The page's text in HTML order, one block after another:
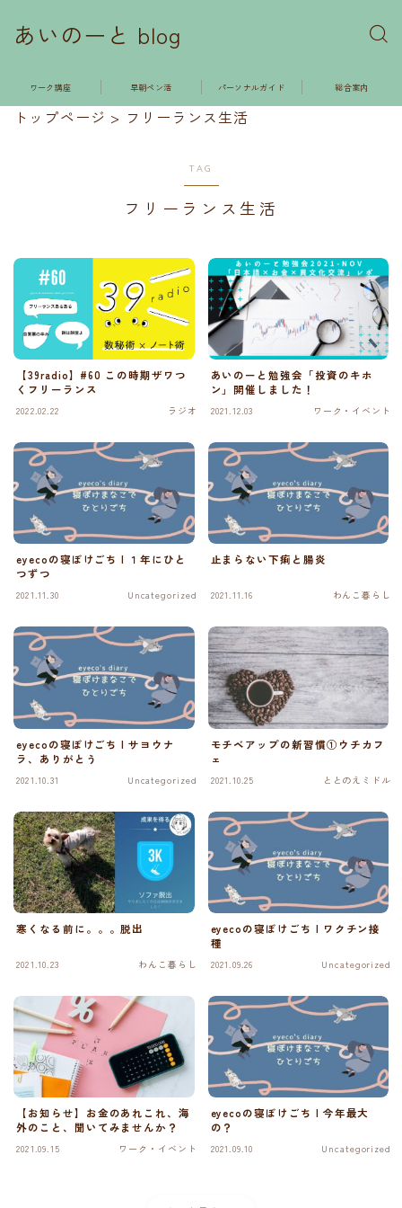
あいのーと blog
ワーク講座 早朝ペン活 パーソナルガイド 総合案内
トップページ > フリーランス生活
TAG
フリーランス生活
【39radio】#60 この時期ザワつ
くフリーランス
2022.02.22 ラジオ
あいのーと勉強会「投資のキホ
ン」開催しました！
2021.12.03 ワーク・イベント
eyecoの寝ぼけごち | １年にひと
つずつ
2021.11.30 Uncategorized
止まらない下痢と腸炎
2021.11.16 わんこ暮らし
eyecoの寝ぼけごち | サヨウナ
ラ、ありがとう
2021.10.31 Uncategorized
モチベアップの新習慣①ウチカフ
ェ
2021.10.25 ととのえミドル
寒くなる前に。。。脱出
2021.10.23 わんこ暮らし
eyecoの寝ぼけごち | ワクチン接
種
2021.09.26 Uncategorized
【お知らせ】お金のあれこれ、海
外のこと、聞いてみませんか？
2021.09.15 ワーク・イベント
eyecoの寝ぼけごち | 今年最大
の？
2021.09.10 Uncategorized